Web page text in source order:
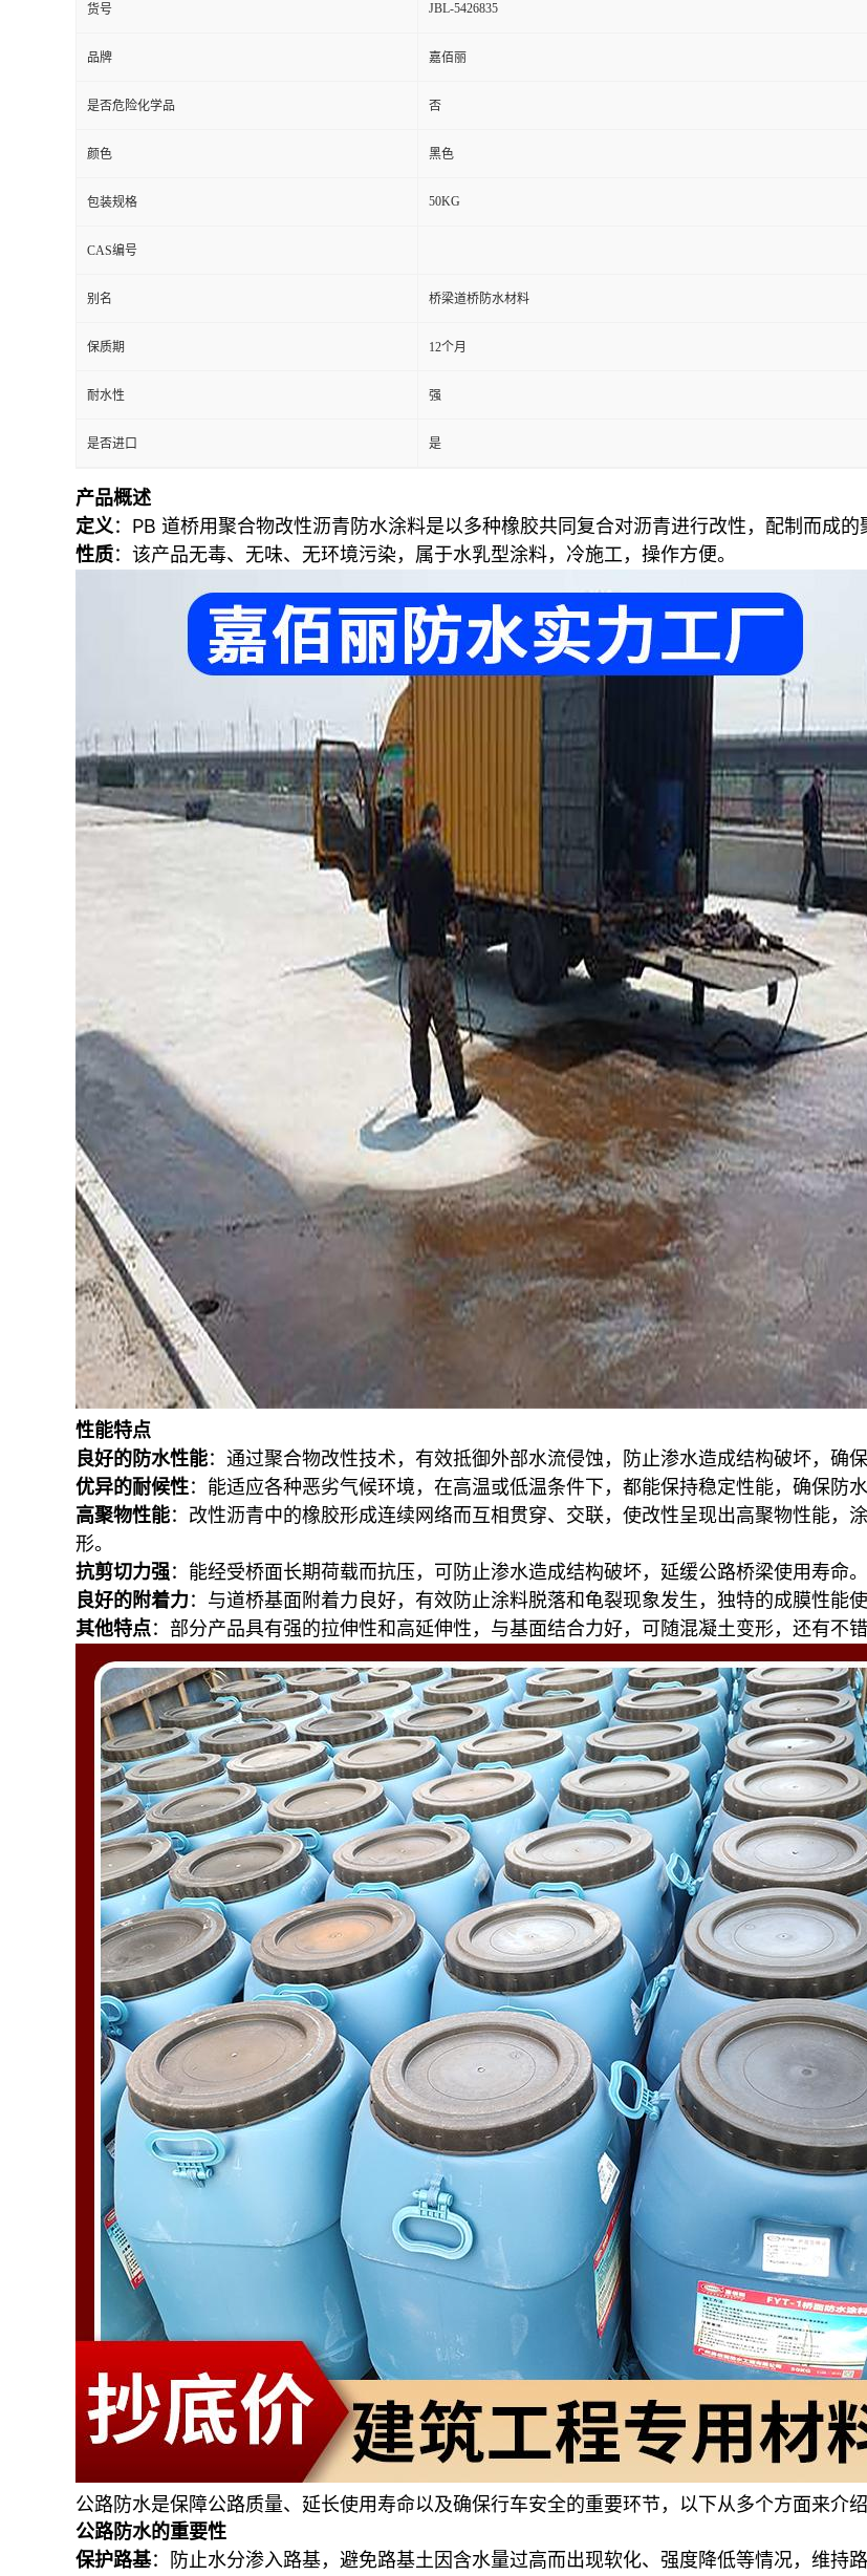
货号 JBL-5426835
品牌 嘉佰丽
是否危险化学品 否
颜色 黑色
包装规格 50KG
CAS编号
别名 桥梁道桥防水材料
保质期 12个月
耐水性 强
是否进口 是
产品概述
定义：PB 道桥用聚合物改性沥青防水涂料是以多种橡胶共同复合对沥青进行改性，配制而成
性质：该产品无毒、无味、无环境污染，属于水乳型涂料，冷施工，操作方便。
性能特点
良好的防水性能：通过聚合物改性技术，有效抵御外部水流侵蚀，防止渗水造成结构破坏，确
优异的耐候性：能适应各种恶劣气候环境，在高温或低温条件下，都能保持稳定性能，确保防
高聚物性能：改性沥青中的橡胶形成连续网络而互相贯穿、交联，使改性呈现出高聚物性能，
形。
抗剪切力强：能经受桥面长期荷载而抗压，可防止渗水造成结构破坏，延缓公路桥梁使用寿命。
良好的附着力：与道桥基面附着力良好，有效防止涂料脱落和龟裂现象发生，独特的成膜性能
其他特点：部分产品具有强的拉伸性和高延伸性，与基面结合力好，可随混凝土变形，还有不
公路防水是保障公路质量、延长使用寿命以及确保行车安全的重要环节，以下从多个方面来介绍
公路防水的重要性
保护路基：防止水分渗入路基，避免路基土因含水量过高而出现软化、强度降低等情况，维持